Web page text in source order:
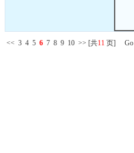
<< 3 4 5 6 7 8 9 10 >> [共11 页] Go